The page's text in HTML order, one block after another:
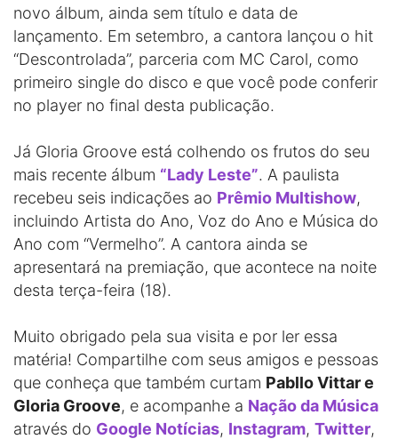
novo álbum, ainda sem título e data de
lançamento. Em setembro, a cantora lançou o hit
“Descontrolada”, parceria com MC Carol, como
primeiro single do disco e que você pode conferir
no player no final desta publicação.
Já Gloria Groove está colhendo os frutos do seu
mais recente álbum “Lady Leste”. A paulista
recebeu seis indicações ao Prêmio Multishow,
incluindo Artista do Ano, Voz do Ano e Música do
Ano com “Vermelho”. A cantora ainda se
apresentará na premiação, que acontece na noite
desta terça-feira (18).
Muito obrigado pela sua visita e por ler essa
matéria! Compartilhe com seus amigos e pessoas
que conheça que também curtam Pabllo Vittar e
Gloria Groove, e acompanhe a Nação da Música
através do Google Notícias, Instagram, Twitter,